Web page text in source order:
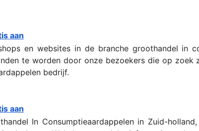
aan
en websites in de branche groothandel in
te worden door onze bezoekers die op
bedrijf.
aan
In Consumptieaardappelen in Zuid-